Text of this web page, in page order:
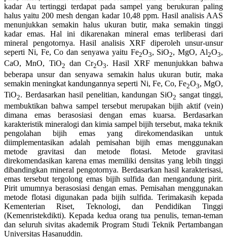
kadar Au tertinggi terdapat pada sampel yang berukuran paling
halus yaitu 200 mesh dengan kadar 10,48 ppm. Hasil analisis AAS
menunjukkan semakin halus ukuran butir, maka semakin tinggi
kadar emas. Hal ini dikarenakan mineral emas terliberasi dari
mineral pengotornya. Hasil analisis XRF diperoleh unsur-unsur
seperti Ni, Fe, Co dan senyawa yaitu Fe2O3, SiO2, MgO, Al2O3,
CaO, MnO, TiO2 dan Cr2O3. Hasil XRF menunjukkan bahwa
beberapa unsur dan senyawa semakin halus ukuran butir, maka
semakin meningkat kandungannya seperti Ni, Fe, Co, Fe2O3, MgO,
TiO2. Berdasarkan hasil penelitian, kandungan SiO2 sangat tinggi,
membuktikan bahwa sampel tersebut merupakan bijih aktif (vein)
dimana emas berasosiasi dengan emas kuarsa. Berdasarkan
karakteristik mineralogi dan kimia sampel bijih tersebut, maka teknik
pengolahan bijih emas yang direkomendasikan untuk
diimplementasikan adalah pemisahan bijih emas menggunakan
metode gravitasi dan metode flotasi. Metode gravitasi
direkomendasikan karena emas memiliki densitas yang lebih tinggi
dibandingkan mineral pengotornya. Berdasarkan hasil karakterisasi,
emas tersebut tergolong emas bijih sulfida dan mengandung pirit.
Pirit umumnya berasosiasi dengan emas. Pemisahan menggunakan
metode flotasi digunakan pada bijih sulfida. Terimakasih kepada
Kementerian Riset, Teknologi, dan Pendidikan Tinggi
(Kemenristekdikti). Kepada kedua orang tua penulis, teman-teman
dan seluruh sivitas akademik Program Studi Teknik Pertambangan
Universitas Hasanuddin.